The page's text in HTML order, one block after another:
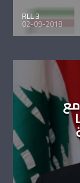
RLL 3
02-09-2018